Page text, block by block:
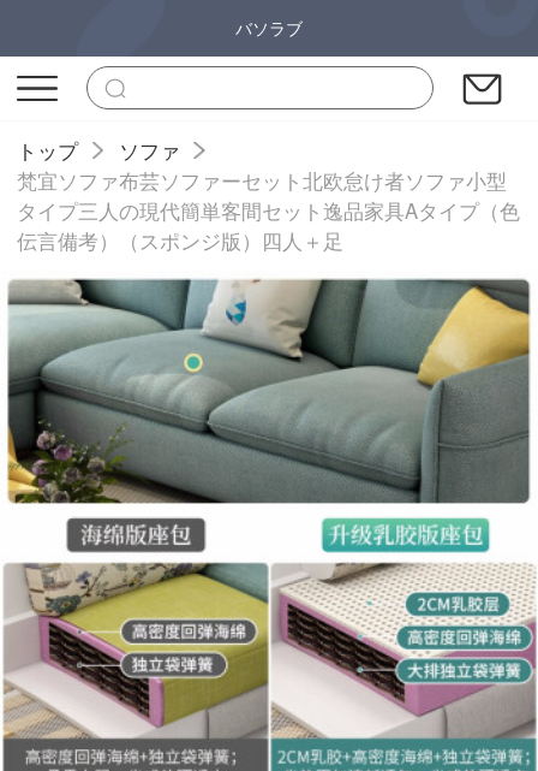
バソラブ
トップ
ソファ
梵宜ソファ布芸ソファーセット北欧怠け者ソファ小型
タイプ三人の現代簡単客間セット逸品家具Aタイプ（色
伝言備考）（スポンジ版）四人＋足